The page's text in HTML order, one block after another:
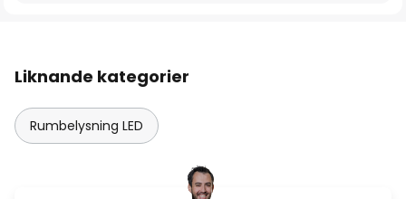
Liknande kategorier
Rumbelysning LED